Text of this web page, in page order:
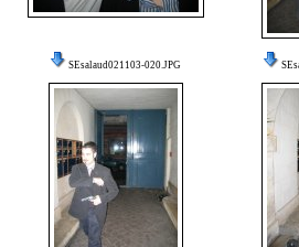
SEsalaud021103-020.JPG